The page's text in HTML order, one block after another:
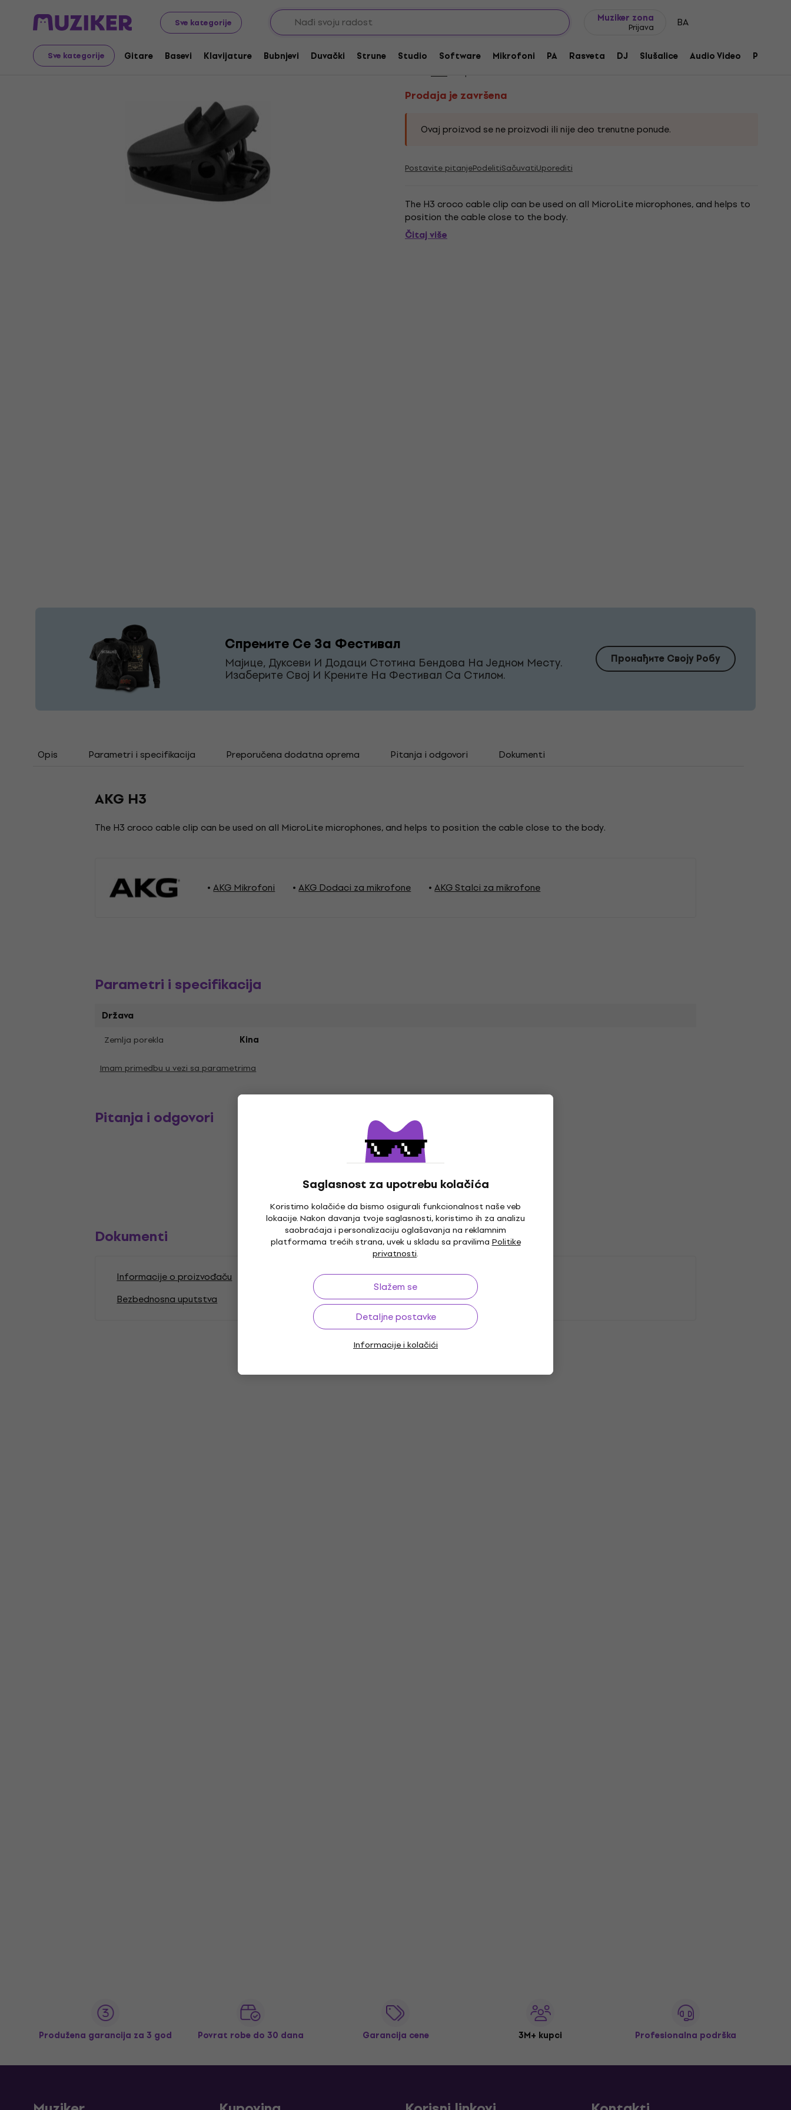
Sve kategorije
Muziker zona
Prijava BA
Sve kategorije Gitare Basevi Klavijature Bubnjevi Duvački Strune Studio Software Mikrofoni PA Rasveta DJ Slušalice Audio Video Pribor
Saglasnost za upotrebu kolačića
Koristimo kolačiće da bismo osigurali funkcionalnost naše veb
lokacije. Nakon davanja tvoje saglasnosti, koristimo ih za analizu
saobraćaja i personalizaciju oglašavanja na reklamnim
platformama trećih strana, uvek u skladu sa pravilima Politike
privatnosti.
Slažem se
Detaljne postavke
Informacije i kolačići
Muzički instrumenti Mikrofoni Oprema za mikrofone Stalci za mikrofone
Prodaja je završena
Prodaja je završena
AKG H3
Kod proizvoda:
Prodaja je završena
Ovaj proizvod se ne proizvodi ili nije deo trenutne ponude.
Postavite pitanjePodelitiSačuvatiUporediti
The H3 croco cable clip can be used on all MicroLite microphones, and helps to
position the cable close to the body.
Čitaj više
Спремите Се За Фестивал
Мајице, Дуксеви И Додаци Стотина Бендова На Једном Месту.
Изаберите Свој И Крените На Фестивал Са Стилом.
Пронађите Своју Робу
Opis Parametri i specifikacija Preporučena dodatna oprema Pitanja i odgovori Dokumenti
AKG H3
The H3 croco cable clip can be used on all MicroLite microphones, and helps to position the cable close to the body.
AKG Mikrofoni AKG Dodaci za mikrofone AKG Stalci za mikrofone
Parametri i specifikacija
Država
Zemlja porekla Kina
Imam primedbu u vezi sa parametrima
Pitanja i odgovori
Dokumenti
Informacije o proizvođaču
Bezbednosna uputstva
Produžena garancija za 3 god Povrat robe do 30 dana Garancija cene 3M+ kupci Profesionalna podrška